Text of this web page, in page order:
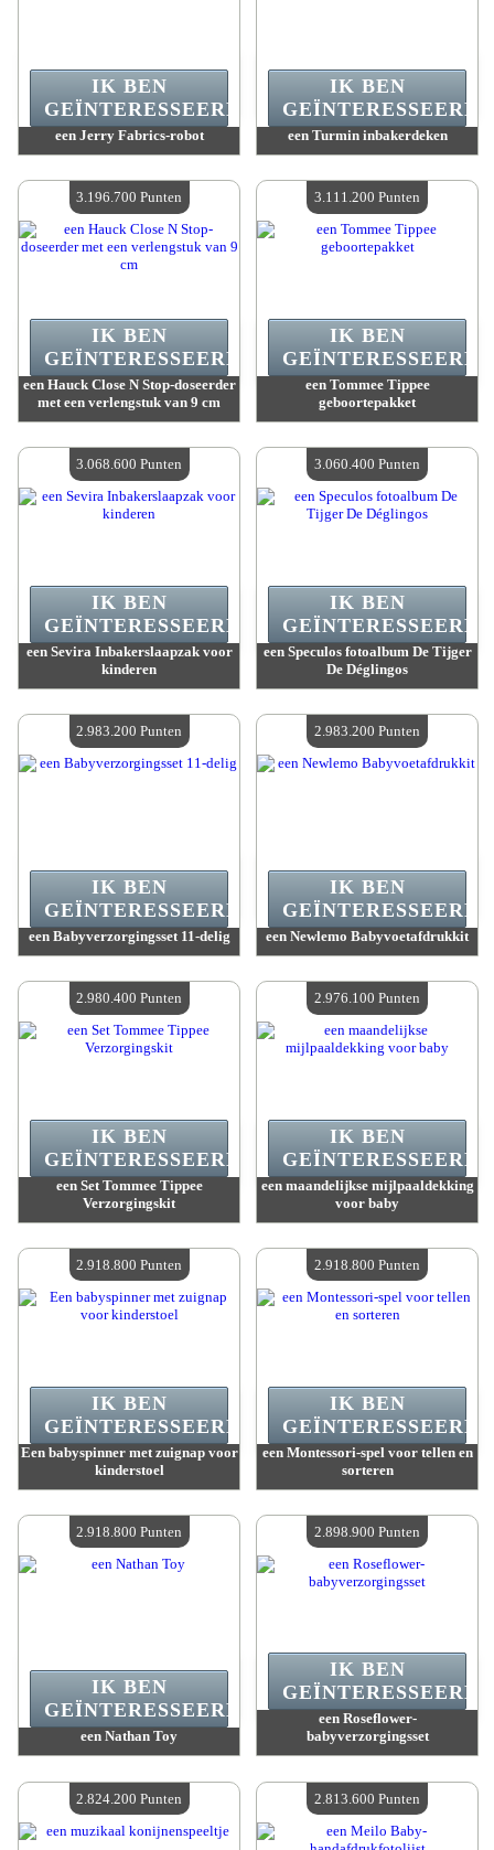
een Jerry Fabrics-robot
Beschikbare hoeveelheid :4
IK BEN
GEÏNTERESSEERD.
een Turmin inbakerdeken
Beschikbare hoeveelheid :4
IK BEN
GEÏNTERESSEERD.
een Hauck Close N Stop-doseerder
met een verlengstuk van 9 cm
Beschikbare hoeveelheid :4
IK BEN
GEÏNTERESSEERD.
3.196.700 Punten
een Tommee Tippee
geboortepakket
Beschikbare hoeveelheid :4
IK BEN
GEÏNTERESSEERD.
3.111.200 Punten
een Sevira Inbakerslaapzak voor
kinderen
Beschikbare hoeveelheid :4
IK BEN
GEÏNTERESSEERD.
3.068.600 Punten
een Speculos fotoalbum De Tijger
De Déglingos
Beschikbare hoeveelheid :4
IK BEN
GEÏNTERESSEERD.
3.060.400 Punten
een Babyverzorgingsset 11-delig
Beschikbare hoeveelheid :4
IK BEN
GEÏNTERESSEERD.
2.983.200 Punten
een Newlemo Babyvoetafdrukkit
Beschikbare hoeveelheid :4
IK BEN
GEÏNTERESSEERD.
2.983.200 Punten
een Set Tommee Tippee
Verzorgingskit
Beschikbare hoeveelheid :4
IK BEN
GEÏNTERESSEERD.
2.980.400 Punten
een maandelijkse mijlpaaldekking
voor baby
Beschikbare hoeveelheid :4
IK BEN
GEÏNTERESSEERD.
2.976.100 Punten
Een babyspinner met zuignap voor
kinderstoel
Beschikbare hoeveelheid :4
IK BEN
GEÏNTERESSEERD.
2.918.800 Punten
een Montessori-spel voor tellen en
sorteren
Beschikbare hoeveelheid :4
IK BEN
GEÏNTERESSEERD.
2.918.800 Punten
een Nathan Toy
Beschikbare hoeveelheid :4
IK BEN
GEÏNTERESSEERD.
2.918.800 Punten
een Roseflower-
babyverzorgingsset
Beschikbare hoeveelheid :4
IK BEN
GEÏNTERESSEERD.
2.898.900 Punten
2.824.200 Punten 2.813.600 Punten